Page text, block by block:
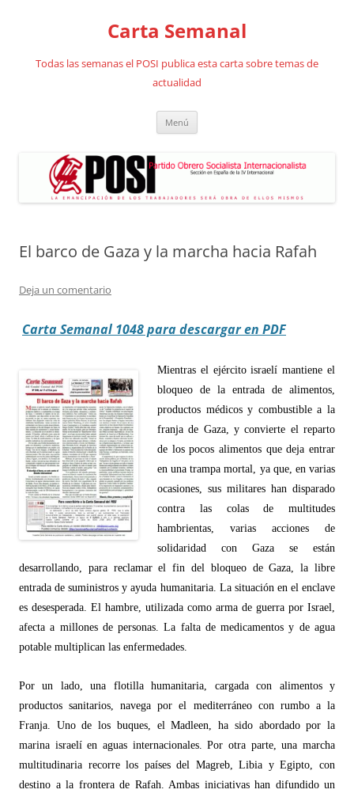
Carta Semanal
Todas las semanas el POSI publica esta carta sobre temas de
actualidad
Menú
El barco de Gaza y la marcha hacia Rafah
Deja un comentario
Carta Semanal 1048 para descargar en PDF
Mientras el ejército israelí mantiene el
bloqueo de la entrada de alimentos,
productos médicos y combustible a la
franja de Gaza, y convierte el reparto
de los pocos alimentos que deja entrar
en una trampa mortal, ya que, en varias
ocasiones, sus militares han disparado
contra las colas de multitudes
hambrientas, varias acciones de
solidaridad con Gaza se están
desarrollando, para reclamar el fin del bloqueo de Gaza, la libre
entrada de suministros y ayuda humanitaria. La situación en el enclave
es desesperada. El hambre, utilizada como arma de guerra por Israel,
afecta a millones de personas. La falta de medicamentos y de agua
potable multiplican las enfermedades.
Por un lado, una flotilla humanitaria, cargada con alimentos y
productos sanitarios, navega por el mediterráneo con rumbo a la
Franja. Uno de los buques, el Madleen, ha sido abordado por la
marina israelí en aguas internacionales. Por otra parte, una marcha
multitudinaria recorre los países del Magreb, Libia y Egipto, con
destino a la frontera de Rafah. Ambas iniciativas han difundido un